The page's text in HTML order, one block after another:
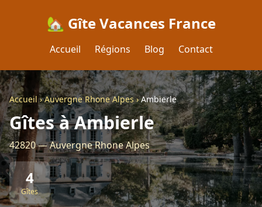
🏡 Gîte Vacances France
Accueil Régions Blog Contact
Accueil›Auvergne Rhone Alpes›Ambierle
Gîtes à Ambierle
42820 — Auvergne Rhone Alpes
4
Gîtes